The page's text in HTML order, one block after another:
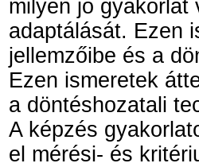
milyen jó gyakorlat
adaptálását. Ezen
jellemzőibe és a
Ezen ismeretek
a döntéshozatali
A képzés
el mérési- és